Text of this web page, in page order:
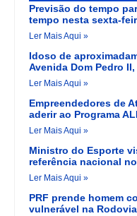
Previsão do tempo
tempo nesta sexta-
Ler Mais Aqui »
Idoso de
Avenida Dom Pedro
Ler Mais Aqui »
Empreendedores de
aderir ao Programa
Ler Mais Aqui »
Ministro do Esporte
referência nacional
Ler Mais Aqui »
PRF prende homem
vulnerável na